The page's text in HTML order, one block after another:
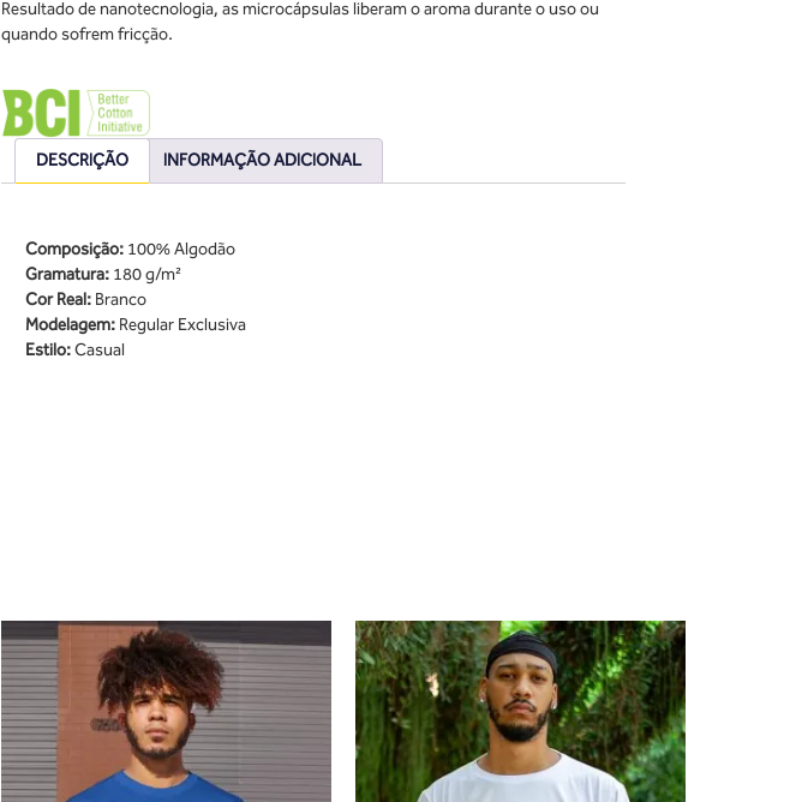
Resultado de nanotecnologia, as microcápsulas liberam o aroma durante o uso ou
quando sofrem fricção.
DESCRIÇÃO INFORMAÇÃO ADICIONAL
Composição: 100% Algodão
Gramatura: 180 g/m²
Cor Real: Branco
Modelagem: Regular Exclusiva
Estilo:Casual